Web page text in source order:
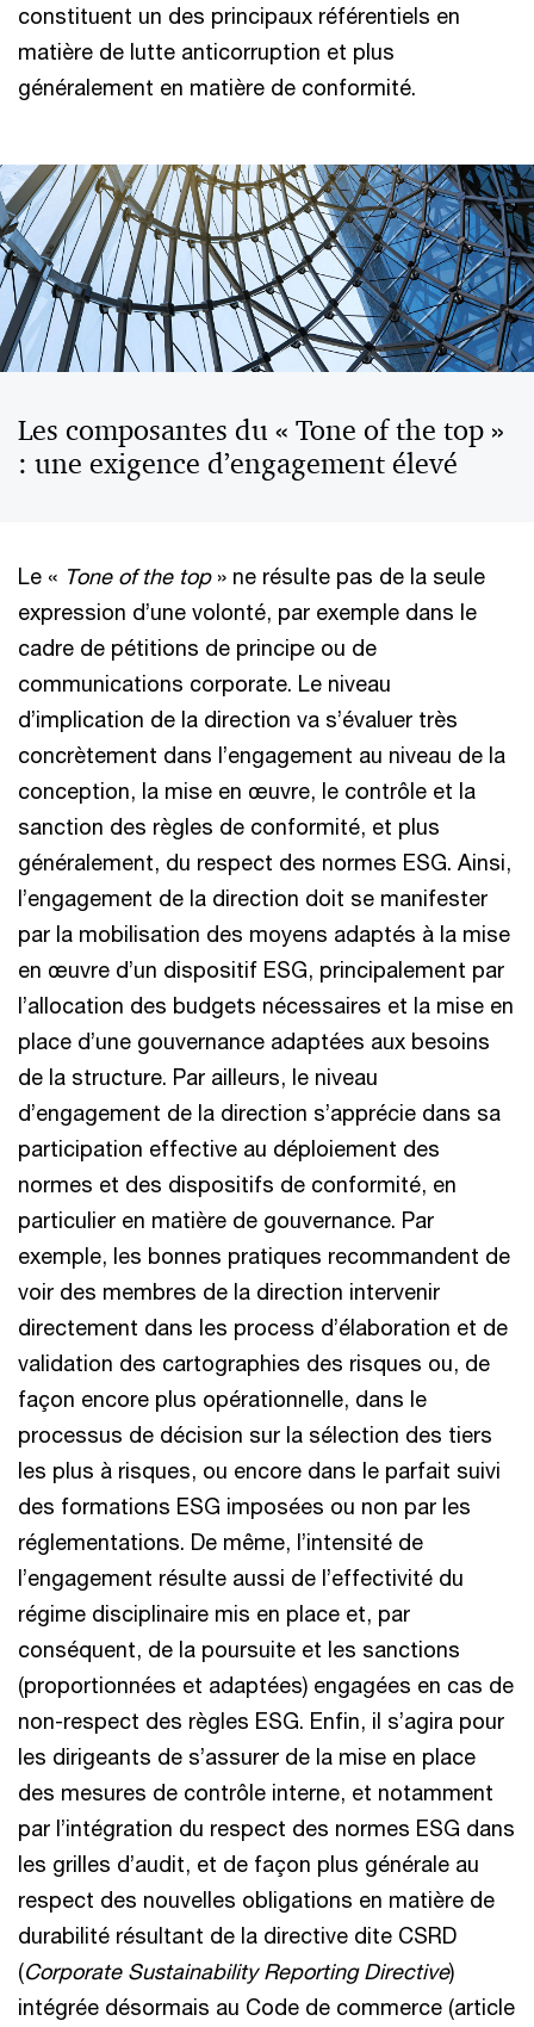
constituent un des principaux référentiels en
matière de lutte anticorruption et plus
généralement en matière de conformité.
Les composantes du « Tone of the top »
: une exigence d’engagement élevé
Le « Tone of the top » ne résulte pas de la seule
expression d’une volonté, par exemple dans le
cadre de pétitions de principe ou de
communications corporate. Le niveau
d’implication de la direction va s’évaluer très
concrètement dans l’engagement au niveau de la
conception, la mise en œuvre, le contrôle et la
sanction des règles de conformité, et plus
généralement, du respect des normes ESG. Ainsi,
l’engagement de la direction doit se manifester
par la mobilisation des moyens adaptés à la mise
en œuvre d’un dispositif ESG, principalement par
l’allocation des budgets nécessaires et la mise en
place d’une gouvernance adaptées aux besoins
de la structure. Par ailleurs, le niveau
d’engagement de la direction s’apprécie dans sa
participation effective au déploiement des
normes et des dispositifs de conformité, en
particulier en matière de gouvernance. Par
exemple, les bonnes pratiques recommandent de
voir des membres de la direction intervenir
directement dans les process d’élaboration et de
validation des cartographies des risques ou, de
façon encore plus opérationnelle, dans le
processus de décision sur la sélection des tiers
les plus à risques, ou encore dans le parfait suivi
des formations ESG imposées ou non par les
réglementations. De même, l’intensité de
l’engagement résulte aussi de l’effectivité du
régime disciplinaire mis en place et, par
conséquent, de la poursuite et les sanctions
(proportionnées et adaptées) engagées en cas de
non-respect des règles ESG. Enfin, il s’agira pour
les dirigeants de s’assurer de la mise en place
des mesures de contrôle interne, et notamment
par l’intégration du respect des normes ESG dans
les grilles d’audit, et de façon plus générale au
respect des nouvelles obligations en matière de
durabilité résultant de la directive dite CSRD
(Corporate Sustainability Reporting Directive)
intégrée désormais au Code de commerce (article